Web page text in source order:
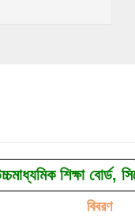
শিক্ষা বোর্ড,
বিবরণ